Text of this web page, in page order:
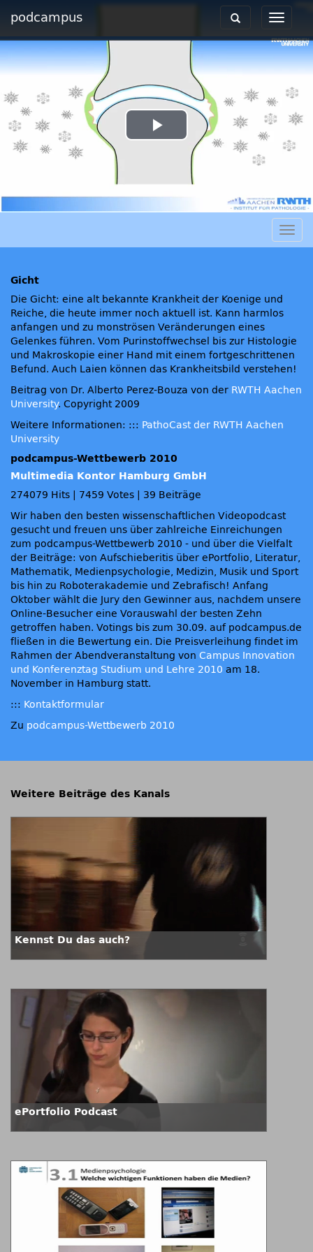
podcampus
Toggle
Toggle
Play
Video
Gicht
Die Gicht: eine alt bekannte Krankheit der Koenige und
Reiche, die heute immer noch aktuell ist. Kann harmlos
anfangen und zu monströsen Veränderungen eines
Gelenkes führen. Vom Purinstoffwechsel bis zur Histologie
und Makroskopie einer Hand mit einem fortgeschrittenen
Befund. Auch Laien können das Krankheitsbild verstehen!
Beitrag von Dr. Alberto Perez-Bouza von der RWTH Aachen
University. Copyright 2009
Weitere Informationen: ::: PathoCast der RWTH Aachen
University
podcampus-Wettbewerb 2010
Multimedia Kontor Hamburg GmbH
274079 Hits
7459 Votes
39 Beiträge
Wir haben den besten wissenschaftlichen Videopodcast
gesucht und freuen uns über zahlreiche Einreichungen
zum podcampus-Wettbewerb 2010 - und über die Vielfalt
der Beiträge: von Aufschieberitis über ePortfolio, Literatur,
Mathematik, Medienpsychologie, Medizin, Musik und Sport
bis hin zu Roboterakademie und Zebrafisch! Anfang
Oktober wählt die Jury den Gewinner aus, nachdem unsere
Online-Besucher eine Vorauswahl der besten Zehn
getroffen haben. Votings bis zum 30.09. auf podcampus.de
fließen in die Bewertung ein. Die Preisverleihung findet im
Rahmen der Abendveranstaltung von Campus Innovation
und Konferenztag Studium und Lehre 2010 am 18.
November in Hamburg statt.
::: Kontaktformular
Zu podcampus-Wettbewerb 2010
Weitere Beiträge des Kanals
Kennst Du das auch?
ePortfolio Podcast